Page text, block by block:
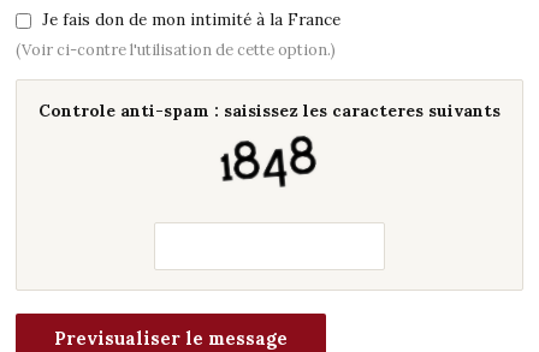
Je fais don de mon intimité à la France
(Voir ci-contre l'utilisation de cette option.)
Controle anti-spam : saisissez les caracteres suivants